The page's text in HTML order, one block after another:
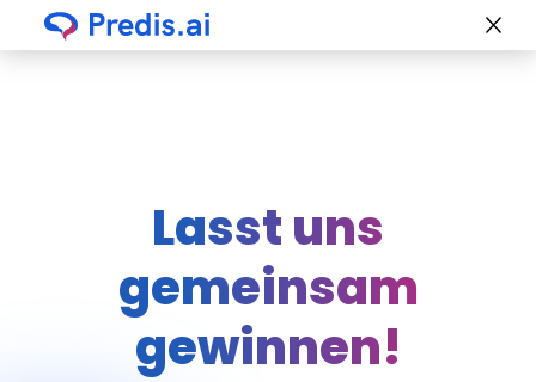
Lasst uns
gemeinsam
gewinnen!